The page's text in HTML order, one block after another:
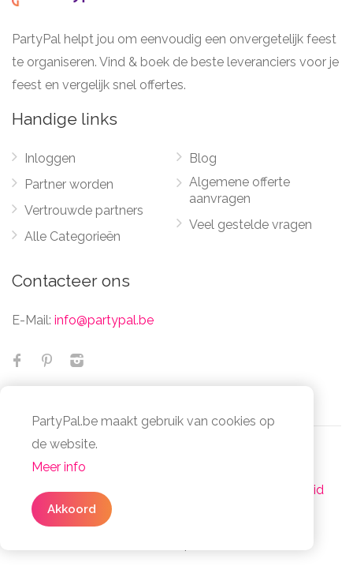
PartyPal helpt jou om eenvoudig een onvergetelijk feest
te organiseren. Vind & boek de beste leveranciers voor je
feest en vergelijk snel offertes.
Handige links
Inloggen
Partner worden
Vertrouwde partners
Alle Categorieën
Blog
Algemene offerte
aanvragen
Veel gestelde vragen
Contacteer ons
E-Mail: info@partypal.be
© Partypal 2026 Alle Rechten Voorbehouden -
Algemene voorwaarden
Privacy- en cookiebeleid
PartyPal.be maakt gebruik van cookies op
de website.
Meer info
Akkoord